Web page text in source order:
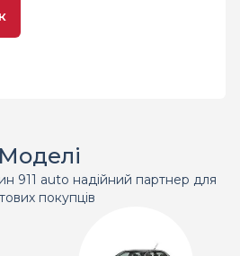
Моделі
911 auto надійний партнер для
покупців